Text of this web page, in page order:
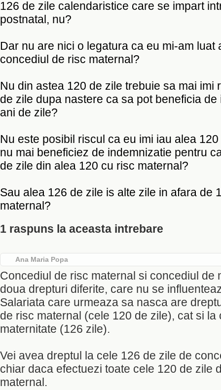
126 de zile calendaristice care se impart
postnatal, nu?
Dar nu are nici o legatura ca eu mi-am luat
concediul de risc maternal?
Nu din astea 120 de zile trebuie sa mai imi
de zile dupa nastere ca sa pot beneficia
ani de zile?
Nu este posibil riscul ca eu imi iau alea
nu mai beneficiez de indemnizatie pentru
de zile din alea 120 cu risc maternal?
Sau alea 126 de zile is alte zile in afara de
maternal?
1 raspuns la aceasta intrebare
Ana Maria Popa
Concediul de risc maternal si concediul de
doua drepturi diferite, care nu se
Salariata care urmeaza sa nasca are
de risc maternal (cele 120 de zile), cat si la
maternitate (126 zile).
Vei avea dreptul la cele 126 de zile de
chiar daca efectuezi toate cele 120 de zile
maternal.